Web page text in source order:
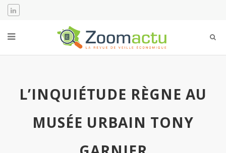
L’INQUIÉTUDE RÈGNE AU
MUSÉE URBAIN TONY